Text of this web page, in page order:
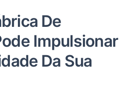
De
Impulsionar
Da Sua